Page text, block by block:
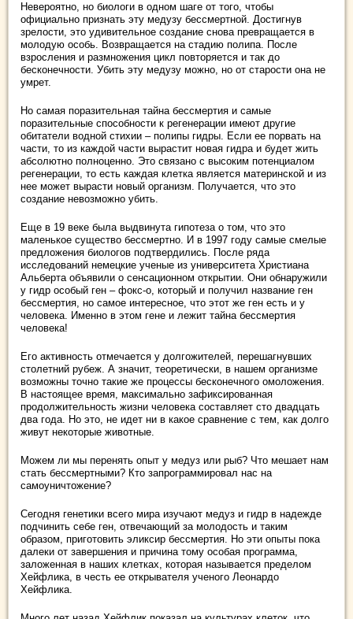
Невероятно, но биологи в одном шаге от того, чтобы
официально признать эту медузу бессмертной. Достигнув
зрелости, это удивительное создание снова превращается в
молодую особь. Возвращается на стадию полипа. После
взросления и размножения цикл повторяется и так до
бесконечности. Убить эту медузу можно, но от старости она не
умрет.
Но самая поразительная тайна бессмертия и самые
поразительные способности к регенерации имеют другие
обитатели водной стихии – полипы гидры. Если ее порвать на
части, то из каждой части вырастит новая гидра и будет жить
абсолютно полноценно. Это связано с высоким потенциалом
регенерации, то есть каждая клетка является материнской и из
нее может вырасти новый организм. Получается, что это
создание невозможно убить.
Еще в 19 веке была выдвинута гипотеза о том, что это
маленькое существо бессмертно. И в 1997 году самые смелые
предложения биологов подтвердились. После ряда
исследований немецкие ученые из университета Христиана
Альберта объявили о сенсационном открытии. Они обнаружили
у гидр особый ген – фокс-о, который и получил название ген
бессмертия, но самое интересное, что этот же ген есть и у
человека. Именно в этом гене и лежит тайна бессмертия
человека!
Его активность отмечается у долгожителей, перешагнувших
столетний рубеж. А значит, теоретически, в нашем организме
возможны точно такие же процессы бесконечного омоложения.
В настоящее время, максимально зафиксированная
продолжительность жизни человека составляет сто двадцать
два года. Но это, не идет ни в какое сравнение с тем, как долго
живут некоторые животные.
Можем ли мы перенять опыт у медуз или рыб? Что мешает нам
стать бессмертными? Кто запрограммировал нас на
самоуничтожение?
Сегодня генетики всего мира изучают медуз и гидр в надежде
подчинить себе ген, отвечающий за молодость и таким
образом, приготовить эликсир бессмертия. Но эти опыты пока
далеки от завершения и причина тому особая программа,
заложенная в наших клетках, которая называется пределом
Хейфлика, в честь ее открывателя ученого Леонардо
Хейфлика.